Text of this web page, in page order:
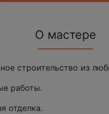
О мастере
строительство из
работы.
отделка.